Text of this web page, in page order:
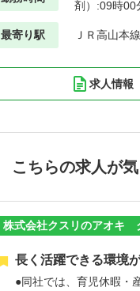
剤）:09時00
最寄り駅 ＪＲ高山本
求人情報
こちらの求人が
株式会社クスリのアオキ
長く活躍できる環境
●同社では、育児休暇・